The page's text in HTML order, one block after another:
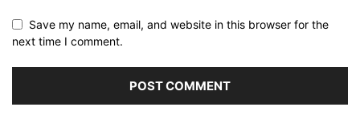
Save my name, email, and website in this browser for the
next time I comment.